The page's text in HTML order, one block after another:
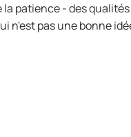
la patience - des
n'est pas une bonne